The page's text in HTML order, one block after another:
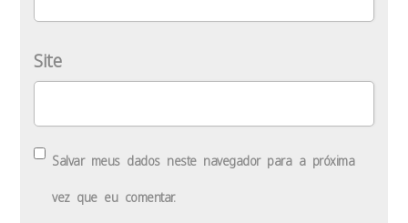
Site
Salvar meus dados neste navegador para a próxima
vez que eu comentar.